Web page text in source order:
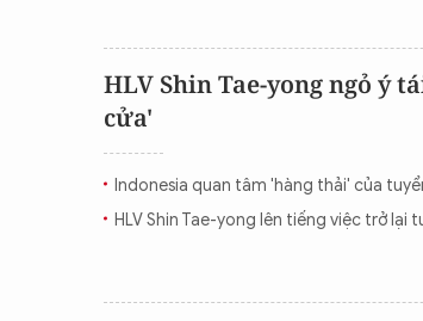
CON ĐƯỜNG KHỞI
HLV Shin Tae-yong ngỏ ý
cửa'
Indonesia quan tâm 'hàng thải' của
HLV Shin Tae-yong lên tiếng việc trở lại